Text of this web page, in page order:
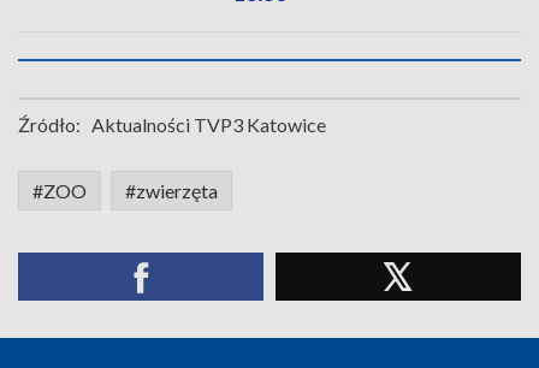
Źródło: Aktualności TVP3 Katowice
#ZOO #zwierzęta